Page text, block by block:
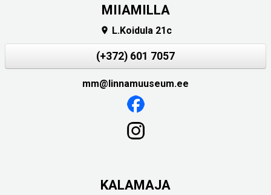
MIIAMILLA
 L.Koidula 21c
(+372) 601 7057
mm@linnamuuseum.ee
KALAMAJA